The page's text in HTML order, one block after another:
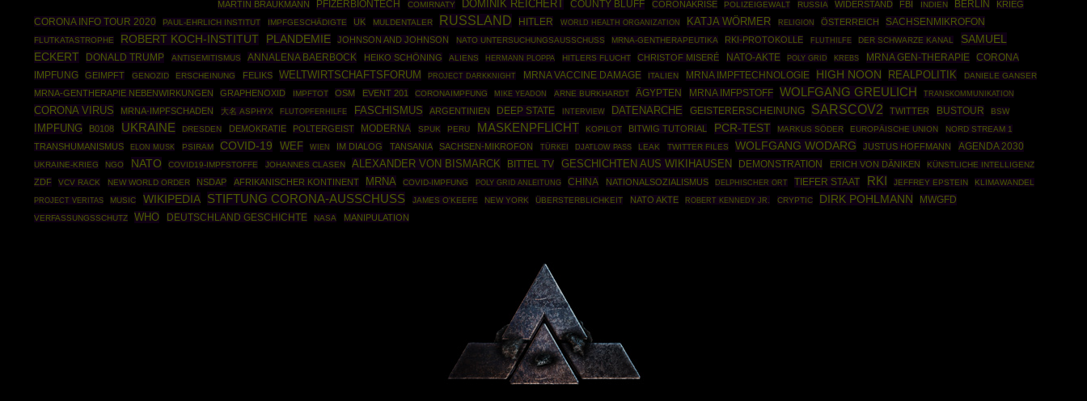
MARTIN BRAUKMANN PFIZERBIONTECH COMIRNATY DOMINIK REICHERT COUNTY BLUFF CORONAKRISE POLIZEIGEWALT RUSSIA WIDERSTAND FBI INDIEN BERLIN KRIEG
CORONA INFO TOUR 2020 PAUL-EHRLICH INSTITUT IMPFGESCHÄDIGTE UK MULDENTALER RUSSLAND HITLER WORLD HEALTH ORGANIZATION KATJA WÖRMER RELIGION ÖSTERREICH SACHSENMIKROFON
FLUTKATASTROPHE ROBERT KOCH-INSTITUT PLANDEMIE JOHNSON AND JOHNSON NATO UNTERSUCHUNGSAUSSCHUSS MRNA-GENTHERAPEUTIKA RKI-PROTOKOLLE FLUTHILFE DER SCHWARZE KANAL
SAMUEL
ECKERT
DONALD TRUMP ANTISEMITISMUS ANNALENA BAERBOCK HEIKO SCHÖNING ALIENS HERMANN PLOPPA HITLERS FLUCHT CHRISTOF MISERÉ NATO-AKTE POLY GRID KREBS MRNA GEN-THERAPIE
CORONA
IMPFUNG
GEIMPFT GENOZID ERSCHEINUNG FELIKS WELTWIRTSCHAFTSFORUM PROJECT DARKKNIGHT MRNA VACCINE DAMAGE ITALIEN MRNA IMPFTECHNOLOGIE HIGH NOON REALPOLITIK DANIELE GANSER
MRNA-GENTHERAPIE NEBENWIRKUNGEN GRAPHENOXID IMPFTOT OSM EVENT 201 CORONAIMPFUNG MIKE YEADON ARNE BURKHARDT ÄGYPTEN MRNA IMFPSTOFF WOLFGANG GREULICH TRANSKOMMUNIKATION
CORONA VIRUS MRNA-IMPFSCHADEN 大名 ASPHYX FLUTOPFERHILFE FASCHISMUS ARGENTINIEN DEEP STATE INTERVIEW DATENARCHE GEISTERERSCHEINUNG SARSCOV2 TWITTER BUSTOUR BSW
IMPFUNG B0108 UKRAINE DRESDEN DEMOKRATIE POLTERGEIST MODERNA SPUK PERU MASKENPFLICHT KOPILOT BITWIG TUTORIAL PCR-TEST MARKUS SÖDER EUROPÄISCHE UNION NORD STREAM 1
TRANSHUMANISMUS ELON MUSK PSIRAM COVID-19 WEF WIEN IM DIALOG TANSANIA SACHSEN-MIKROFON TÜRKEI DJATLOW PASS LEAK TWITTER FILES WOLFGANG WODARG JUSTUS HOFFMANN AGENDA 2030
UKRAINE-KRIEG NGO NATO COVID19-IMPFSTOFFE JOHANNES CLASEN ALEXANDER VON BISMARCK BITTEL TV GESCHICHTEN AUS WIKIHAUSEN DEMONSTRATION ERICH VON DÄNIKEN KÜNSTLICHE INTELLIGENZ
ZDF VCV RACK NEW WORLD ORDER NSDAP AFRIKANISCHER KONTINENT MRNA COVID-IMPFUNG POLY GRID ANLEITUNG CHINA NATIONALSOZIALISMUS DELPHISCHER ORT TIEFER STAAT RKI JEFFREY EPSTEIN KLIMAWANDEL
PROJECT VERITAS MUSIC WIKIPEDIA STIFTUNG CORONA-AUSSCHUSS JAMES O'KEEFE NEW YORK ÜBERSTERBLICHKEIT NATO AKTE ROBERT KENNEDY JR. CRYPTIC DIRK POHLMANN MWGFD
VERFASSUNGSSCHUTZ WHO DEUTSCHLAND GESCHICHTE NASA MANIPULATION
Powered By :